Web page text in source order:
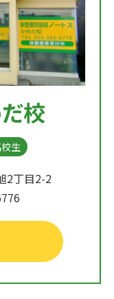
校
生
2丁目2-2